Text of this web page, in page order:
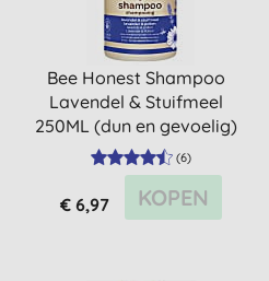
Bee Honest Shampoo
Lavendel & Stuifmeel
250ML (dun en gevoelig)
(6)
€ 6,97 KOPEN